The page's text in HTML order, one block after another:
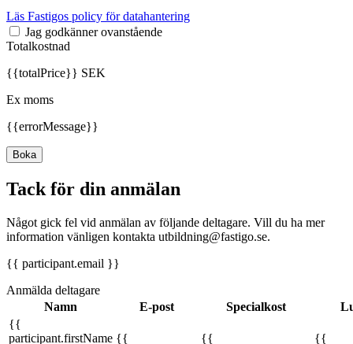
Läs Fastigos policy för datahantering
Jag godkänner ovanstående
Totalkostnad
{{totalPrice}} SEK
Ex moms
{{errorMessage}}
Boka
Tack för din anmälan
Något gick fel vid anmälan av följande deltagare. Vill du ha mer
information vänligen kontakta utbildning@fastigo.se.
{{ participant.email }}
Anmälda deltagare
Namn
E-post Specialkost
{{
participant.firstName {{ {{ {{